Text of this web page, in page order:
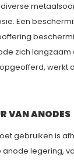
Een
zich langzaam
werkt
VAN ANODES
gebruiken is
anode legering,